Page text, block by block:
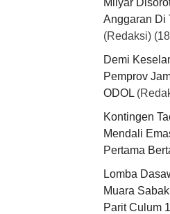
Milyar
Anggaran Di
(Redaksi)
Demi
Pemprov
ODOL
Kontingen
Mendali
Pertama
Lomba
Muara
Parit Culum 1